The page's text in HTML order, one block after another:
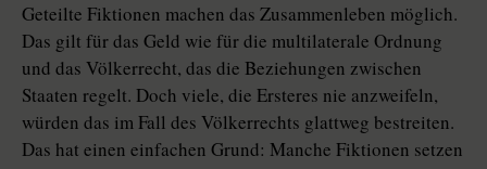
Geteilte Fiktionen machen das Zusammenleben möglich.
Das gilt für das Geld wie für die multilaterale Ordnung
und das Völkerrecht, das die Beziehungen zwischen
Staaten regelt. Doch viele, die Ersteres nie anzweifeln,
würden das im Fall des Völkerrechts glattweg bestreiten.
Das hat einen einfachen Grund: Manche Fiktionen setzen